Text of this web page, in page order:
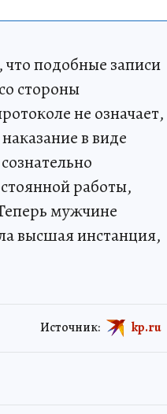
подобные записи
стороны
не означает,
в виде
работы,
мужчине
высшая инстанция,
Источник: kp.ru